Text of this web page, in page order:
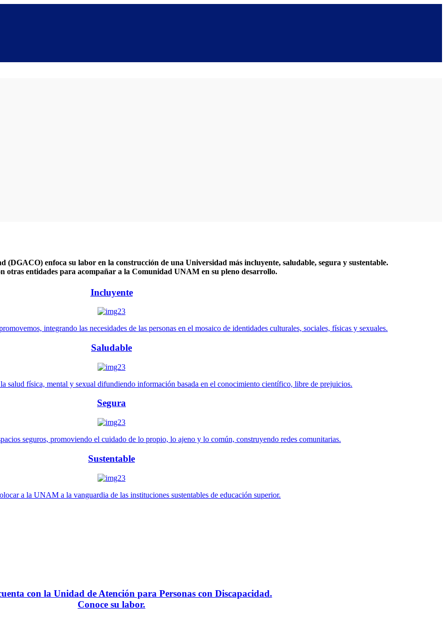
(DGACO) enfoca su labor en la construcción de una Universidad más incluyente, saludable, segura y sustentable.
otras entidades para acompañar a la Comunidad UNAM en su pleno desarrollo.
Incluyente
integrando las necesidades de las personas en el mosaico de identidades culturales, sociales, físicas y sexuales.
Saludable
salud física, mental y sexual difundiendo información basada en el conocimiento científico, libre de prejuicios.
Segura
seguros, promoviendo el cuidado de lo propio, lo ajeno y lo común, construyendo redes comunitarias.
Sustentable
a la UNAM a la vanguardia de las instituciones sustentables de educación superior.
con la Unidad de Atención para Personas con Discapacidad.
Conoce su labor.